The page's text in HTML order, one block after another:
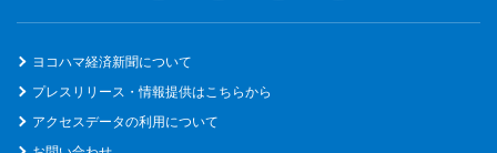
ヨコハマ経済新聞について
プレスリリース・情報提供はこちらから
アクセスデータの利用について